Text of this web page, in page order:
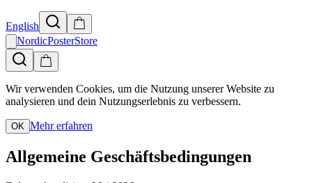
English
NordicPosterStore
Wir verwenden Cookies, um die Nutzung unserer Website zu
analysieren und dein Nutzungserlebnis zu verbessern.
OK Mehr erfahren
Allgemeine Geschäftsbedingungen